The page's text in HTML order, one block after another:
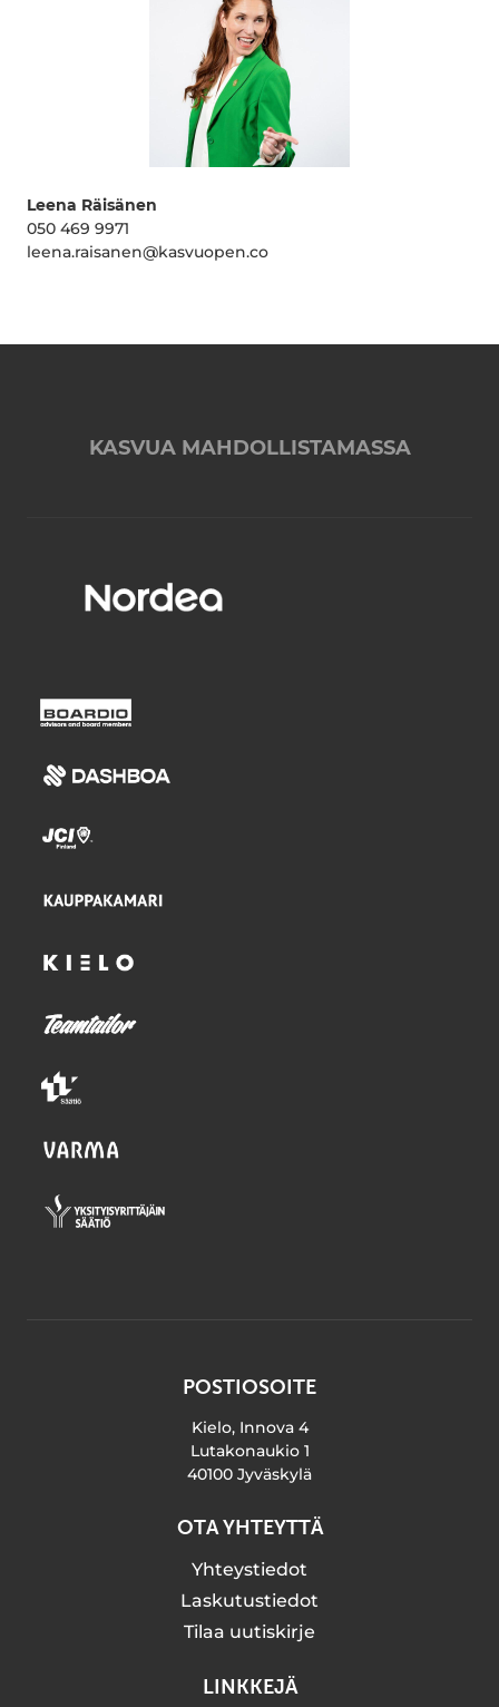
Leena Räisänen
050 469 9971
leena.raisanen@kasvuopen.co
KASVUA MAHDOLLISTAMASSA
POSTIOSOITE
Kielo, Innova 4
Lutakonaukio 1
40100 Jyväskylä
OTA YHTEYTTÄ
Yhteystiedot
Laskutustiedot
Tilaa uutiskirje
LINKKEJÄ